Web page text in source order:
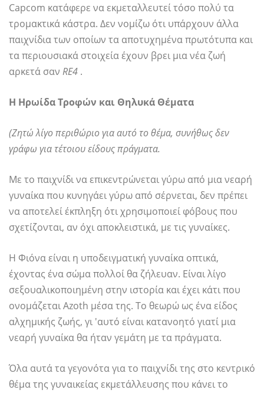
Capcom κατάφερε να εκμεταλλευτεί τόσο πολύ τα
τρομακτικά κάστρα. Δεν νομίζω ότι υπάρχουν άλλα
παιχνίδια των οποίων τα αποτυχημένα πρωτότυπα και
τα περιουσιακά στοιχεία έχουν βρει μια νέα ζωή
αρκετά σαν RE4 .
Η Ηρωίδα Τροφών και Θηλυκά Θέματα
(Ζητώ λίγο περιθώριο για αυτό το θέμα, συνήθως δεν
γράφω για τέτοιου είδους πράγματα.
Με το παιχνίδι να επικεντρώνεται γύρω από μια νεαρή
γυναίκα που κυνηγάει γύρω από σέρνεται, δεν πρέπει
να αποτελεί έκπληξη ότι χρησιμοποιεί φόβους που
σχετίζονται, αν όχι αποκλειστικά, με τις γυναίκες.
Η Φιόνα είναι η υποδειγματική γυναίκα οπτικά,
έχοντας ένα σώμα πολλοί θα ζήλευαν. Είναι λίγο
σεξουαλικοποιημένη στην ιστορία και έχει κάτι που
ονομάζεται Azoth μέσα της. Το θεωρώ ως ένα είδος
αλχημικής ζωής, γι 'αυτό είναι κατανοητό γιατί μια
νεαρή γυναίκα θα ήταν γεμάτη με τα πράγματα.
Όλα αυτά τα γεγονότα για το παιχνίδι της στο κεντρικό
θέμα της γυναικείας εκμετάλλευσης που κάνει το